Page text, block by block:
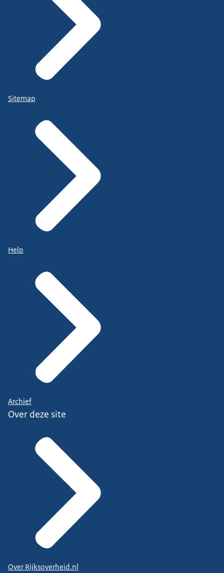
Sitemap
Help
Archief
Over deze site
Over Rijksoverheid.nl